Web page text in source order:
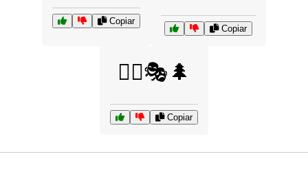
Copiar
Copiar
🧚‍♂️🎭🌲
Copiar